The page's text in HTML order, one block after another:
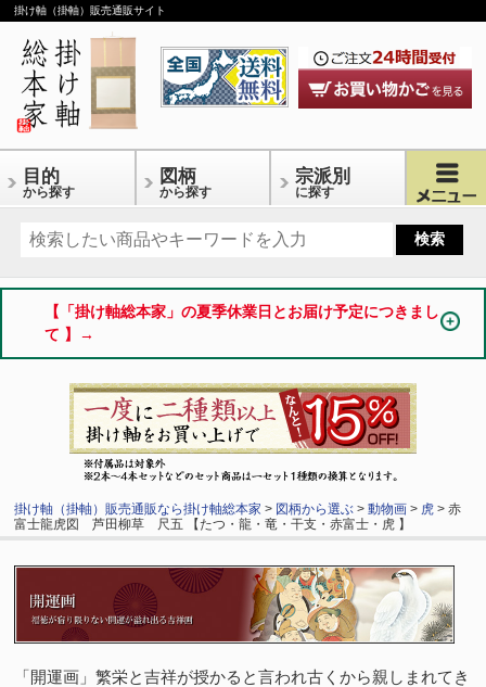
掛け軸（掛軸）販売通販サイト
目的
から探す
図柄
から探す
宗派別
に探す
【「掛け軸総本家」の夏季休業日とお届け予定につきまし
て 】→
掛け軸（掛軸）販売通販なら掛け軸総本家 > 図柄から選ぶ >動物画 > 虎 > 赤
富士龍虎図 芦田柳草 尺五 【たつ・龍・竜・干支・赤富士・虎 】
「開運画」繁栄と吉祥が授かると言われ古くから親しまれてき